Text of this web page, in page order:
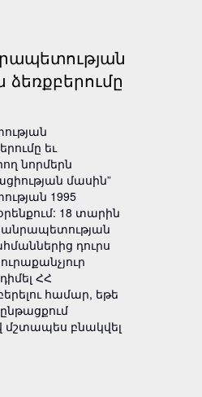
եւ
նորմերն
մասին”
1995
18 տարին
դուրս
ՀՀ
համար, եթե
մշտապես բնակվել